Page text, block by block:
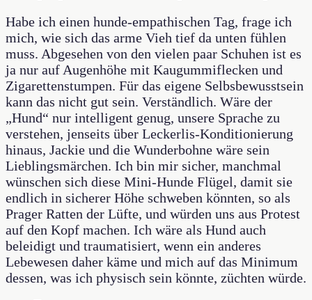
Habe ich einen hunde-empathischen Tag, frage ich
mich, wie sich das arme Vieh tief da unten fühlen
muss. Abgesehen von den vielen paar Schuhen ist es
ja nur auf Augenhöhe mit Kaugummiflecken und
Zigarettenstumpen. Für das eigene Selbsbewusstsein
kann das nicht gut sein. Verständlich. Wäre der
„Hund“ nur intelligent genug, unsere Sprache zu
verstehen, jenseits über Leckerlis-Konditionierung
hinaus, Jackie und die Wunderbohne wäre sein
Lieblingsmärchen. Ich bin mir sicher, manchmal
wünschen sich diese Mini-Hunde Flügel, damit sie
endlich in sicherer Höhe schweben könnten, so als
Prager Ratten der Lüfte, und würden uns aus Protest
auf den Kopf machen. Ich wäre als Hund auch
beleidigt und traumatisiert, wenn ein anderes
Lebewesen daher käme und mich auf das Minimum
dessen, was ich physisch sein könnte, züchten würde.